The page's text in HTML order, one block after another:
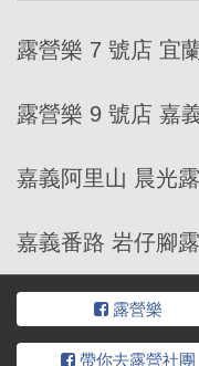
露營樂 7 號店 宜
露營樂 9 號店 嘉
嘉義阿里山 晨光
嘉義番路 岩仔腳
露營樂
帶你去露營社團